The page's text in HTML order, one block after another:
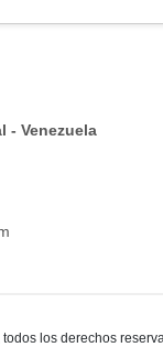
- Venezuela
todos los derechos